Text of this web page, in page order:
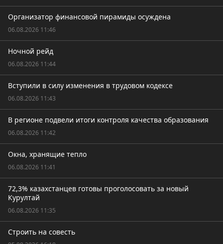
Организатор финансовой пирамиды осуждена
06.08.2026 11:46
Ночной рейд
06.08.2026 11:44
Вступили в силу изменения в трудовом кодексе
06.08.2026 11:43
В регионе подвели итоги контроля качества образования
06.08.2026 11:42
Окна, хранящие тепло
06.08.2026 11:41
72,3% казахстанцев готовы проголосовать за новый
Курултай
06.08.2026 11:35
Строить на совесть